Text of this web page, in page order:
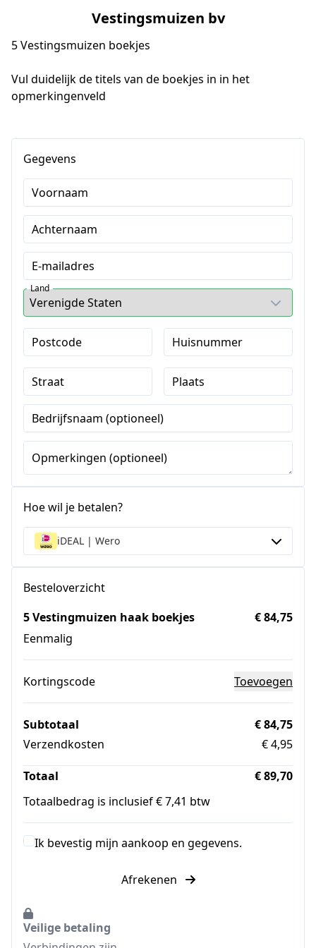
Vestingsmuizen bv
5 Vestingsmuizen boekjes
Vul duidelijk de titels van de boekjes in in het
opmerkingenveld
Gegevens
Voornaam
Achternaam
E-mailadres
Land
Postcode Huisnummer
Straat Plaats
Bedrijfsnaam (optioneel)
Opmerkingen (optioneel)
Hoe wil je betalen?
iDEAL | Wero
Besteloverzicht
5 Vestingmuizen haak boekjes
Eenmalig
€ 84,75
Kortingscode Toevoegen
Subtotaal
€ 84,75
Verzendkosten
€ 4,95
Totaal
€ 89,70
Totaalbedrag is inclusief € 7,41 btw
Ik bevestig mijn aankoop en gegevens.
Afrekenen
Veilige betaling